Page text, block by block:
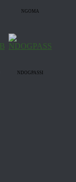
NGOMA
NDOGPASSI